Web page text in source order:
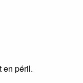
en péril.